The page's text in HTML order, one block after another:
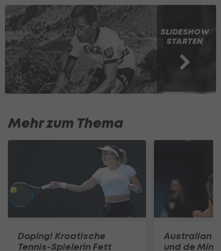
SLIDESHOW
STARTEN
Mehr zum Thema
Doping! Kroatische
Tennis-Spielerin Fett
Australian
und de